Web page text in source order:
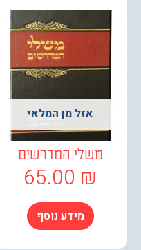
אזל מן המלאי
משלי המדרשים
65.00
מידע נוסף